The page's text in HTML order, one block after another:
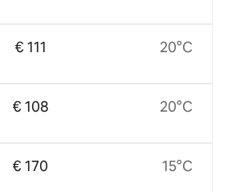
€ 111
€ 108
€ 170
20°C
20°C
15°C